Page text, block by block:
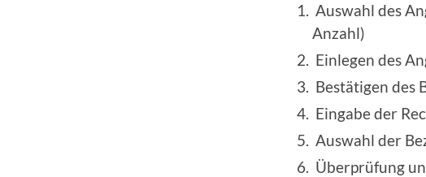
Auswahl des
Anzahl)
Einlegen des
Bestätigen des
Eingabe der
Auswahl der
Überprüfung